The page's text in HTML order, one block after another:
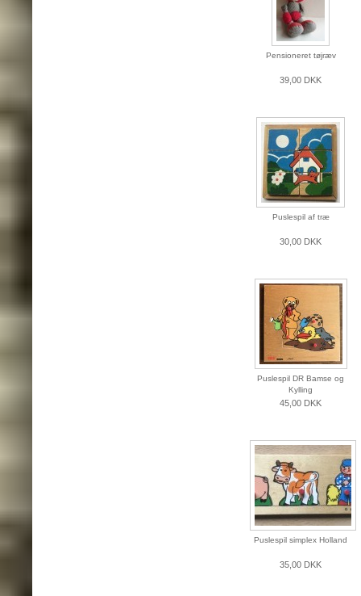
Pensioneret tøjræv
39,00 DKK
Puslespil af træ
30,00 DKK
Puslespil DR Bamse og
Kylling
45,00 DKK
Puslespil simplex Holland
35,00 DKK